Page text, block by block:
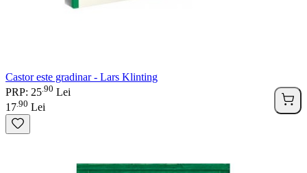
Castor este gradinar - Lars Klinting
PRP: 25 90 Lei
17 90 Lei